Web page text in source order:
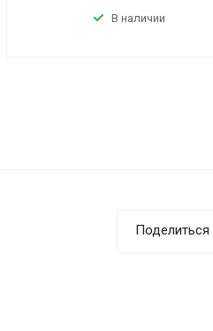
В наличии
Поделиться